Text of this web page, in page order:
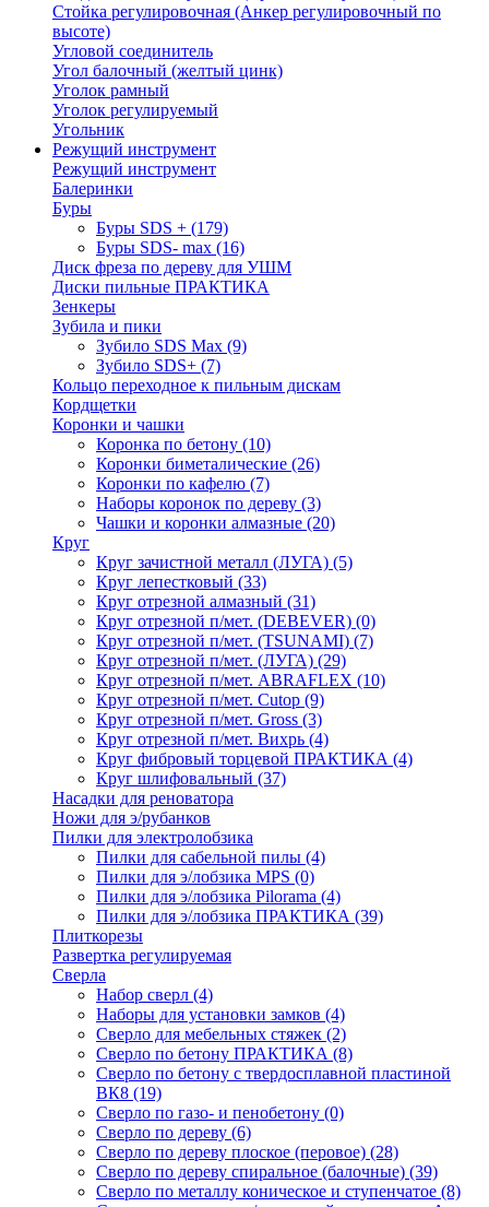
Стойка регулировочная (Анкер регулировочный по
высоте)
Угловой соединитель
Угол балочный (желтый цинк)
Уголок рамный
Уголок регулируемый
Угольник
Режущий инструмент
Режущий инструмент
Балеринки
Буры
Буры SDS + (179)
Буры SDS- max (16)
Диск фреза по дереву для УШМ
Диски пильные ПРАКТИКА
Зенкеры
Зубила и пики
Зубило SDS Max (9)
Зубило SDS+ (7)
Кольцо переходное к пильным дискам
Кордщетки
Коронки и чашки
Коронка по бетону (10)
Коронки биметалические (26)
Коронки по кафелю (7)
Наборы коронок по дереву (3)
Чашки и коронки алмазные (20)
Круг
Круг зачистной металл (ЛУГА) (5)
Круг лепестковый (33)
Круг отрезной алмазный (31)
Круг отрезной п/мет. (DEBEVER) (0)
Круг отрезной п/мет. (TSUNAMI) (7)
Круг отрезной п/мет. (ЛУГА) (29)
Круг отрезной п/мет. ABRAFLEX (10)
Круг отрезной п/мет. Cutop (9)
Круг отрезной п/мет. Gross (3)
Круг отрезной п/мет. Вихрь (4)
Круг фибровый торцевой ПРАКТИКА (4)
Круг шлифовальный (37)
Насадки для реноватора
Ножи для э/рубанков
Пилки для электролобзика
Пилки для сабельной пилы (4)
Пилки для э/лобзика MPS (0)
Пилки для э/лобзика Pilorama (4)
Пилки для э/лобзика ПРАКТИКА (39)
Плиткорезы
Развертка регулируемая
Сверла
Набор сверл (4)
Наборы для установки замков (4)
Сверло для мебельных стяжек (2)
Сверло по бетону ПРАКТИКА (8)
Сверло по бетону с твердосплавной пластиной
ВК8 (19)
Сверло по газо- и пенобетону (0)
Сверло по дереву (6)
Сверло по дереву плоское (перовое) (28)
Сверло по дереву спиральное (балочные) (39)
Сверло по металлу коническое и ступенчатое (8)